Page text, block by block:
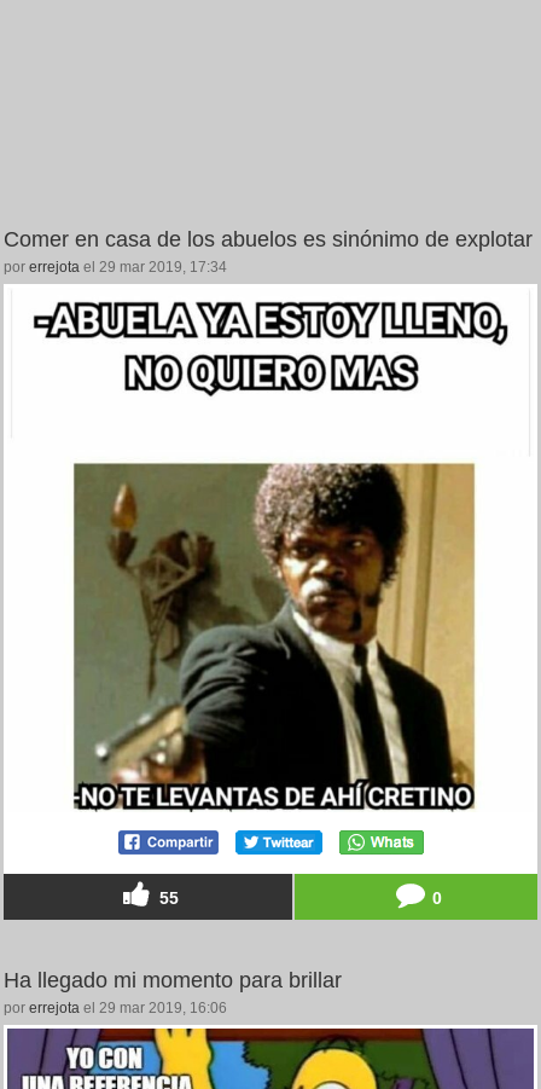
Comer en casa de los abuelos es sinónimo de explotar
por errejota el 29 mar 2019, 17:34
55 0
Ha llegado mi momento para brillar
por errejota el 29 mar 2019, 16:06